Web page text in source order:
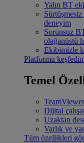
Yalın BT
deneyim
Sorunsuz
olağanüstü
Ekibimizle
Platformu keşfedin
Temel
Dijital
Uzaktan
Varlık ve
Tüm özellikleri